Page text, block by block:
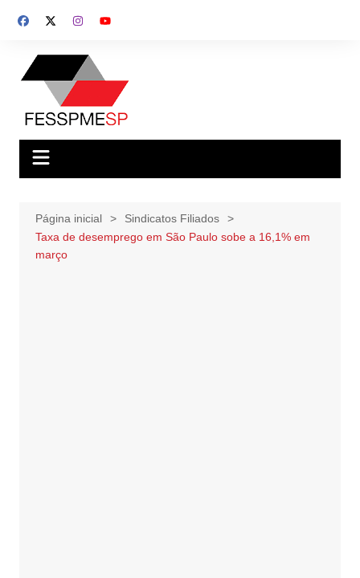
para
conteúdo
Página inicial
Sindicatos Filiados
Taxa de desemprego em São Paulo sobe a 16,1% em
março